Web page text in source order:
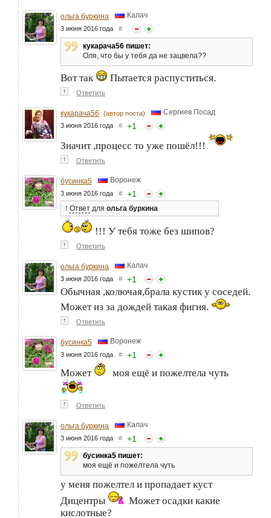
ольга буркина Калач
3 июня 2016 года #
кукарача56 пишет:
Оля, что бы у тебя да не зацвела??
Вот так Пытается распуститься.
↑ Ответить
кукарача56 (автор поста) Сергиев Посад
3 июня 2016 года # +1
Значит ,процесс то уже пошёл!!!
↑ Ответить
бусинка5 Воронеж
3 июня 2016 года # +1
↑ Ответ для ольга буркина
!!! У тебя тоже без шипов?
↑ Ответить
ольга буркина Калач
3 июня 2016 года # +1
Обычная ,колючая,брала кустик у соседей.
Может из за дождей такая фигня.
↑ Ответить
бусинка5 Воронеж
3 июня 2016 года # +1
Может моя ещё и пожелтела чуть
↑ Ответить
ольга буркина Калач
3 июня 2016 года # +1
бусинка5 пишет:
моя ещё и пожелтела чуть
у меня пожелтел и пропадает куст
Дицентры
Может осадки какие
кислотные?